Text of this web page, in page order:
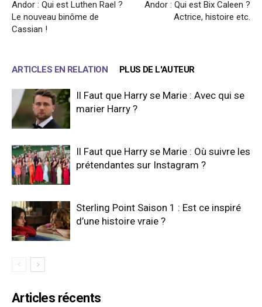
Andor : Qui est Luthen Rael ?
Le nouveau binôme de
Cassian !
Andor : Qui est Bix Caleen ?
Actrice, histoire etc.
ARTICLES EN RELATION PLUS DE L'AUTEUR
Il Faut que Harry se Marie : Avec qui se
marier Harry ?
Il Faut que Harry se Marie : Où suivre les
prétendantes sur Instagram ?
Sterling Point Saison 1 : Est ce inspiré
d’une histoire vraie ?
Articles récents